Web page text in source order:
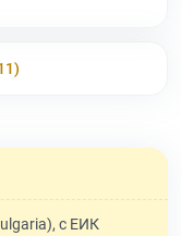
с ЕИК